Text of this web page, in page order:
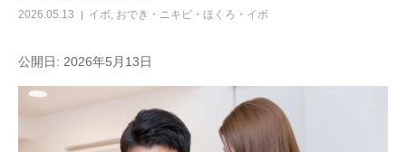
2026.05.13 イボ, おでき・ニキビ・ほくろ・イボ
公開日: 2026年5月13日
WEB予約
料金表